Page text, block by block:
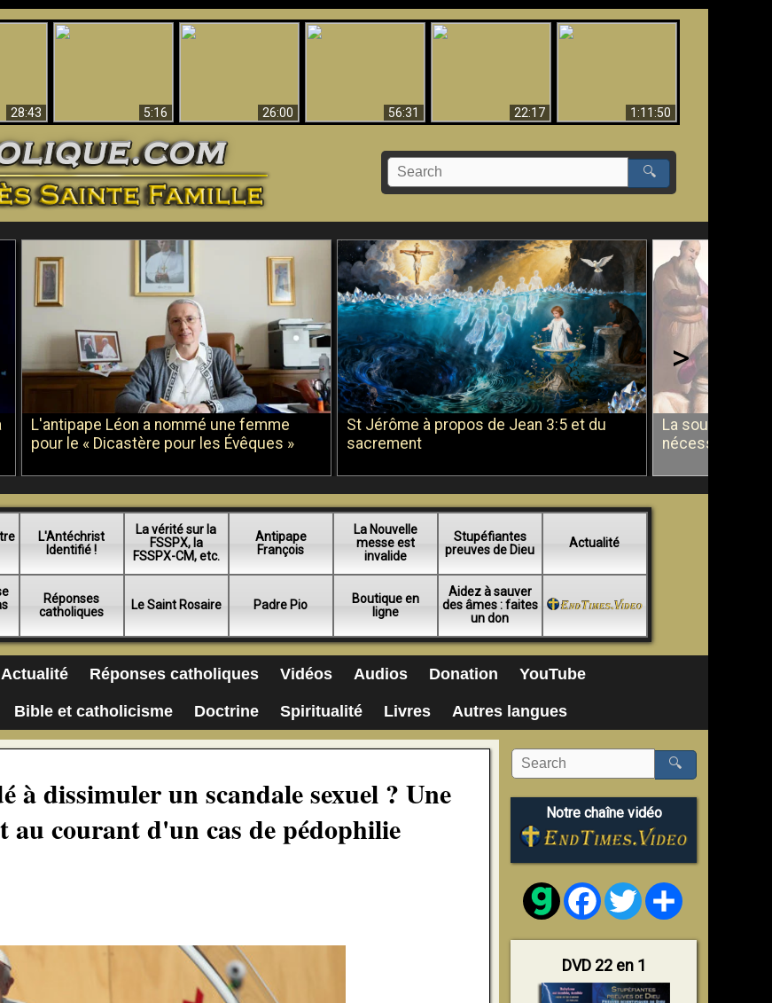
28:43
5:16
26:00 56:31 22:17
1:11:50
🔍
L'antipape Léon a nommé une femme
pour le « Dicastère pour les Évêques »
St Jérôme à propos de Jean 3:5 et du
sacrement
La soumission
nécessité du
>
L'Antéchrist
Identifié !
La vérité sur la
FSSPX, la
FSSPX-CM, etc.
Antipape
François
La Nouvelle
messe est
invalide
Stupéfiantes
preuves de Dieu
Actualité
Réponses
catholiques
Le Saint Rosaire Padre Pio
Boutique en
ligne
Aidez à sauver
des âmes : faites
un don
Actualité Réponses catholiques Vidéos Audios Donation YouTube
Bible et catholicisme Doctrine Spiritualité Livres Autres langues
à dissimuler un scandale sexuel ? Une
au courant d'un cas de pédophilie
🔍
Notre chaîne vidéo
FacebookTwitter
DVD 22 en 1